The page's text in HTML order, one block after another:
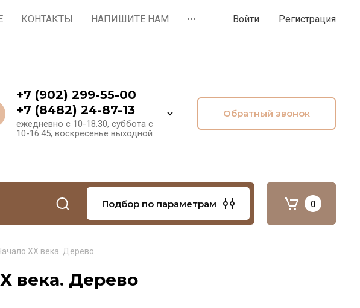
КОНТАКТЫ НАПИШИТЕ НАМ ••• Войти Регистрация
+7 (902) 299-55-00
+7 (8482) 24-87-13
ежедневно с 10-18.30, суббота с
10-16.45, воскресенье выходной
Обратный звонок
Подбор по параметрам 0
ХХ века. Дерево
века. Дерево